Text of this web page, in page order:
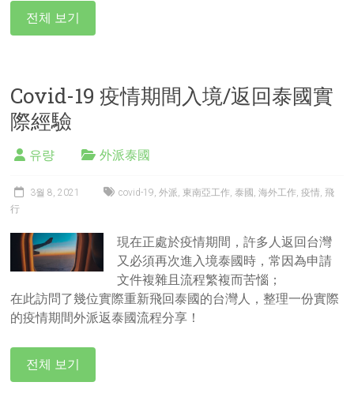
전체 보기
Covid-19 疫情期間入境/返回泰國實
際經驗
유량 外派泰國
3월 8, 2021 covid-19,外派, 東南亞工作,泰國 ,海外工作,疫情, 飛
行
現在正處於疫情期間，許多人返回台灣
又必須再次進入境泰國時，常因為申請
文件複雜且流程繁複而苦惱；
在此訪問了幾位實際重新飛回泰國的台灣人，整理一份實際
的疫情期間外派返泰國流程分享！
전체 보기